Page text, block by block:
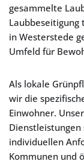
gesammelte
Laubbeseitigung
in Westerstede
Umfeld für
Als lokale
wir die
Einwohner.
individuellen
Kommunen und